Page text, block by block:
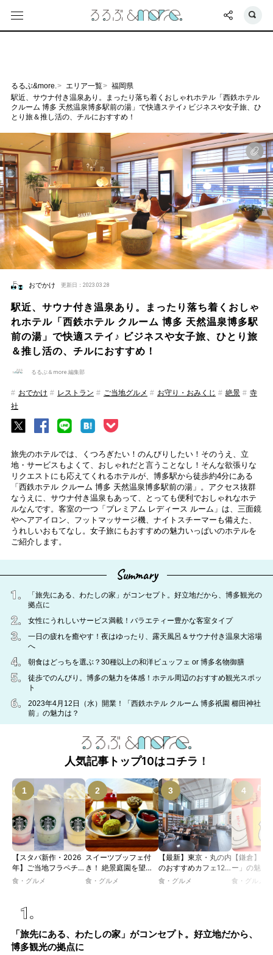
るるぶ&more. エリア一覧
福岡県
駅近、サウナ付き温泉あり。まったり落ち着くおしゃれホテル「西鉄ホテル
クルーム 博多 天然温泉博多駅前の湯」で快適ステイ♪ ビジネスや女子旅、ひ
とり旅＆推し活の、チルにおすすめ！
おでかけ 更新日：2023.03.28
駅近、サウナ付き温泉あり。まったり落ち着くおしゃ
れホテル「西鉄ホテル クルーム 博多 天然温泉博多駅
前の湯」で快適ステイ♪ ビジネスや女子旅、ひとり旅
＆推し活の、チルにおすすめ！
るるぶ＆more.編集部
おでかけ レストラン ご当地グルメ お守り・おみくじ 絶景
寺
社
旅先のホテルでは、くつろぎたい！のんびりしたい！そのうえ、立
地・サービスもよくて、おしゃれだと言うことなし！そんな欲張りな
リクエストにも応えてくれるホテルが、博多駅から徒歩約4分にある
「西鉄ホテル クルーム 博多 天然温泉博多駅前の湯」。アクセス抜群
なうえに、サウナ付き温泉もあって、とっても便利でおしゃれなホテ
ルなんです。客室の一つ「プレミアム レディース ルーム」は、三面鏡
やヘアアイロン、フットマッサージ機、ナイトスチーマーも備えた、
うれしいおもてなし。女子旅にもおすすめの魅力いっぱいのホテルを
ご紹介します。
Summary
「旅先にある、わたしの家」がコンセプト。好立地だから、博多観光の
拠点に
女性にうれしいサービス満載！バラエティー豊かな客室タイプ
一日の疲れを癒やす！夜はゆったり、露天風呂＆サウナ付き温泉大浴場
へ
朝食はどっちを選ぶ？30種以上の和洋ビュッフェ or 博多名物御膳
徒歩でのんびり。博多の魅力を体感！ホテル周辺のおすすめ観光スポッ
ト
2023年4月12日（水）開業！「西鉄ホテル クルーム 博多祇園 櫛田神社
前」の魅力は？
人気記事トップ10はコチラ！
【スタバ新作・2026
年】ご当地フラペチー
ノが新登場！ 地域と
JIMOTO
PROGRAM」が青
森・群馬・沖縄で始
動。6種類を飲んで実
食レポート
食・グルメ
スイーツブッフェ付
き！ 絶景庭園を望む
ホテルレストランで味
食・グルメ
【最新】東京・丸の内
のおすすめカフェ12
選｜ひとりでゆったり
食・グルメ
【鎌倉】「
ー」の魅力
説！ 定番商
食・グルメ
「旅先にある、わたしの家」がコンセプト。好立地だから、
博多観光の拠点に